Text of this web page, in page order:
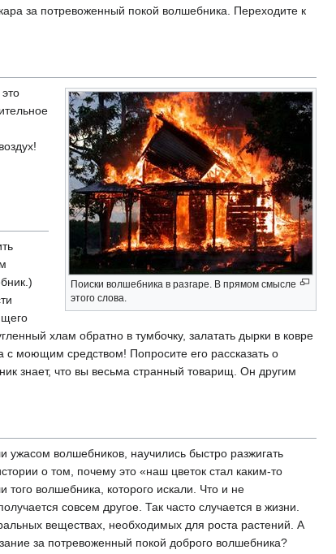
за потревоженный покой волшебника. Переходите к
Поиски волшебника в разгаре. В прямом смысле
этого слова.
хлам обратно в тумбочку, залатать дырки в ковре
с моющим средством! Попросите его рассказать о
знает, что вы весьма странный товарищ. Он другим
ужасом волшебников, научились быстро разжигать
о том, почему это «наш цветок стал каким-то
волшебника, которого искали. Что и не
совсем другое. Так часто случается в жизни.
веществах, необходимых для роста растений. А
за потревоженный покой доброго волшебника?